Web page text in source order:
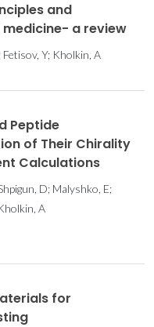
and
a review
Fetisov, Y; Kholkin, A
Peptide
of Their Chirality
Calculations
D; Malyshko, E;
A
for